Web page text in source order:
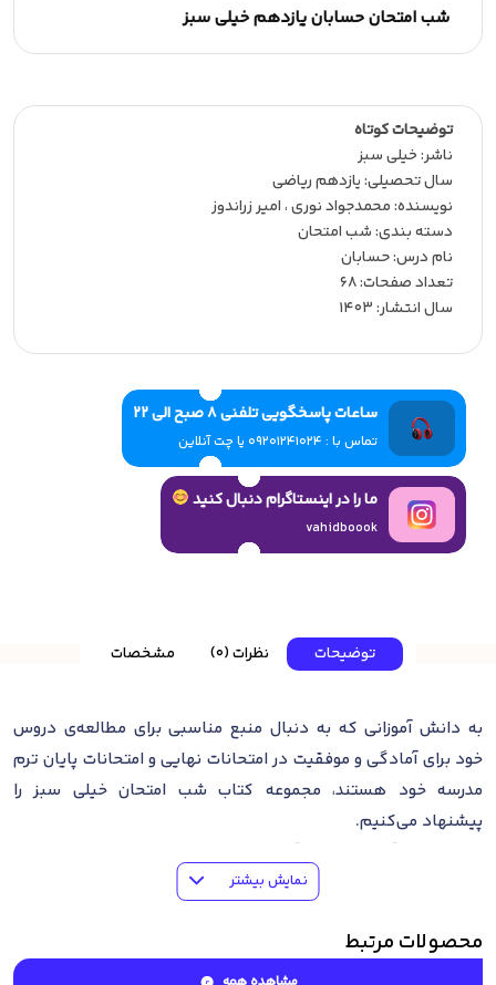
شب امتحان حسابان یازدهم خیلی سبز
توضیحات کوتاه
ناشر:‌ خیلی سبز
سال تحصیلی:‌ یازدهم ریاضی
نویسنده:‌ محمدجواد نوری ، امیر زراندوز
دسته بندی: شب امتحان
نام درس: حسابان
تعداد صفحات:‌ 68
سال انتشار:‌ 1403
ساعات پاسخگویی تلفنی 8 صبح الی 22
تماس با : 09201241024 یا چت آنلاین
ما را در اینستاگرام دنبال کنید
vahidboook
توضیحات نظرات (0) مشخصات
به دانش آموزانی که به دنبال منبع مناسبی برای مطالعه‌ی دروس
خود برای آمادگی و موفقیت در امتحانات نهایی و امتحانات پایان ترم
مدرسه خود هستند، مجموعه کتاب‌ شب امتحان خیلی سبز را
پیشنهاد می‌کنیم.
تقریبا چشمگیر از دانش آموزان، در طی سال تحصیلی گاها
امتحانات متوجه کم کاری‌های خود شده و به دنبال منبعی کامل و
جامع می‌گردند که به کمک آن بتوانند عقب افتادگی‌های طی سال
نمایش بیشتر
محصولات مرتبط